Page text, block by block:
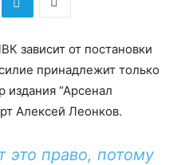
зависит от постановки
принадлежит только
издания “Арсенал
Алексей Леонков.
это право, потому